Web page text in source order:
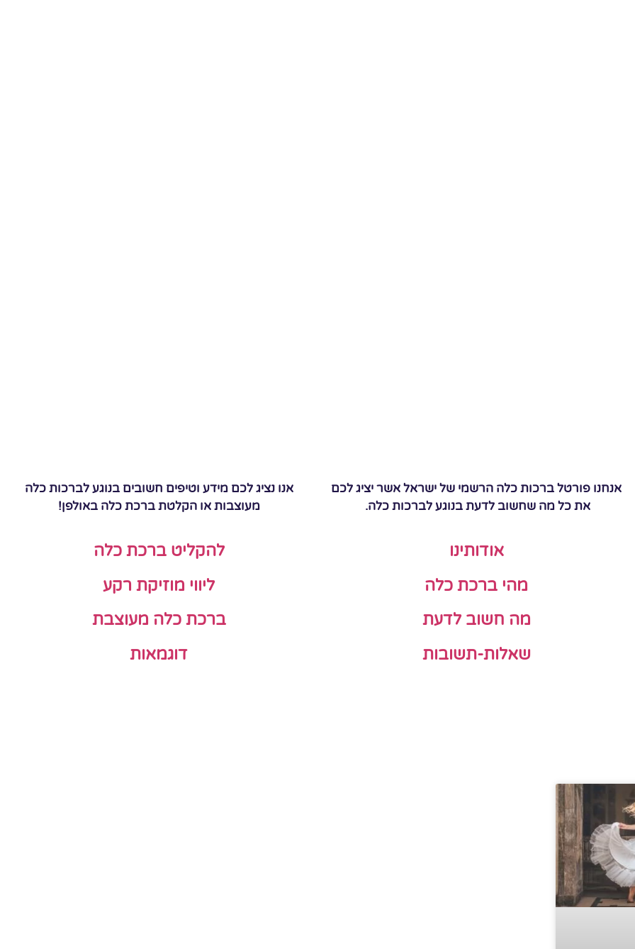
אנחנו פורטל ברכות כלה הרשמי של ישראל אשר יציג לכם
את כל מה שחשוב לדעת בנוגע לברכות כלה.
אודותינו
מהי ברכת כלה
מה חשוב לדעת
שאלות-תשובות
אנו נציג לכם מידע וטיפים חשובים בנוגע לברכות כלה
מעוצבות או הקלטת ברכת כלה באולפן!
להקליט ברכת כלה
ליווי מוזיקת רקע
ברכת כלה מעוצבת
דוגמאות